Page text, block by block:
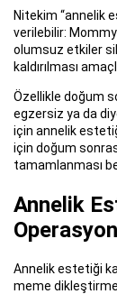
Nitekim “annelik
verilebilir:
olumsuz etkiler
kaldırılması
Özellikle doğum
egzersiz ya da
için annelik
için doğum
tamamlanması
Annelik
Annelik estetiği
meme